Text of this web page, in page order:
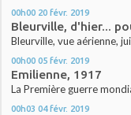
00h00 20 févr. 2019
Bleurville, d'hier...
Bleurville, vue aérienne,
00h00 05 févr. 2019
Emilienne, 1917
La Première guerre
00h03 04 févr. 2019